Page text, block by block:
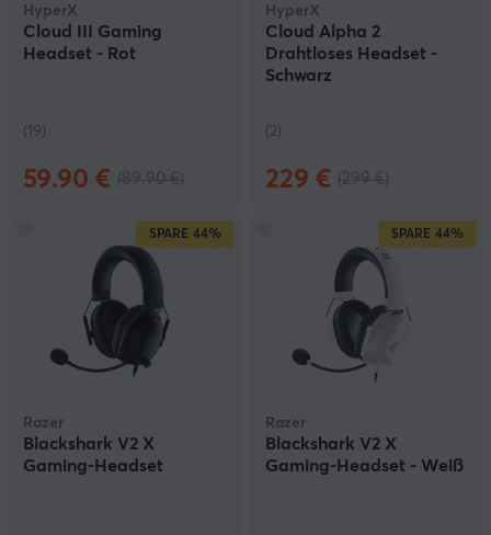
HyperX
Cloud III Gaming
Headset - Rot
(19)
59.90 €
HyperX
Cloud Alpha 2
Drahtloses Headset -
Schwarz
(2)
229 €
SPARE 44%
Razer
Blackshark V2 X
Gaming-Headset
SPARE 44%
Razer
Blackshark V2 X
Gaming-Headset - Weiß